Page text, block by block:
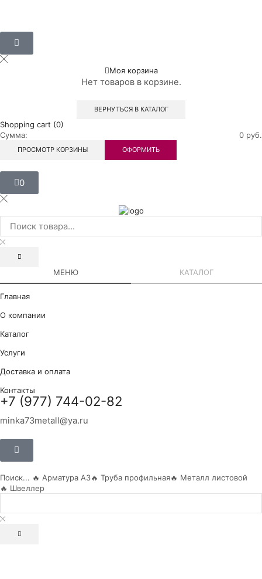
Моя корзина
Нет товаров в корзине.
ВЕРНУТЬСЯ В КАТАЛОГ
Shopping cart (0)
Сумма:
0 руб.
ПРОСМОТР КОРЗИНЫ ОФОРМИТЬ
0
МЕНЮ КАТАЛОГ
Главная
О компании
Каталог
Услуги
Доставка и оплата
Контакты
+7 (977) 744-02-82
minka73metall@ya.ru
Поиск... 🔥 Арматура А3🔥 Труба профильная🔥 Металл листовой
🔥 Швеллер